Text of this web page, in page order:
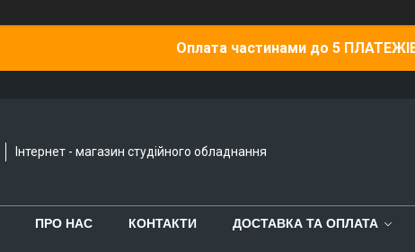
Оплата частинами до 5
Інтернет - магазин студійного обладнання
ПРО НАС КОНТАКТИ ДОСТАВКА ТА ОПЛАТА